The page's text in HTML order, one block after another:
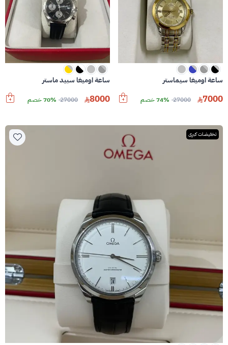
ساعة اوميغا سيماستر
7000
27000 74% خصم
ساعة اوميغا سبيد ماستر
8000
27000 70% خصم
تخفيضات كبرى